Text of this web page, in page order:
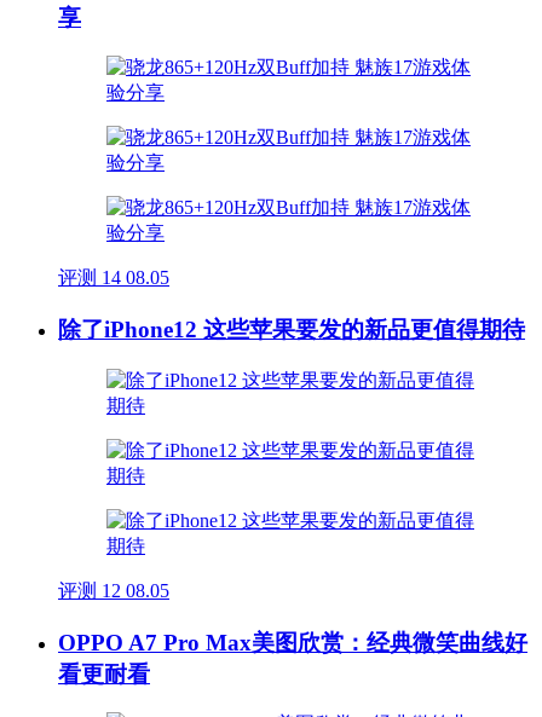
享
评测 14 08.05
除了iPhone12 这些苹果要发的新品更值得期待
评测 12 08.05
OPPO A7 Pro Max美图欣赏：经典微笑曲线好
看更耐看